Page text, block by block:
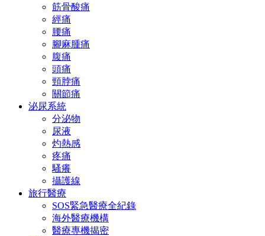
筋骨酸痛
經痛
腰痛
腳麻腫痛
腹痛
頭痛
頸脖痛
關節痛
泌尿系統
分泌物
尿液
灼熱感
疼痛
騷癢
攝護線
旅行醫療
SOS緊急醫療全紀錄
海外醫療機構
醫療專機揭密